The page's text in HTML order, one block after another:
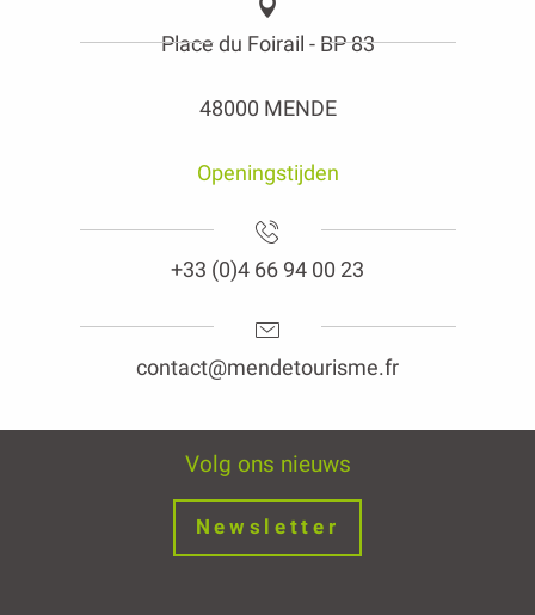
Place du Foirail - BP 83
48000 MENDE
Openingstijden
+33 (0)4 66 94 00 23
contact@mendetourisme.fr
Volg ons nieuws
Newsletter